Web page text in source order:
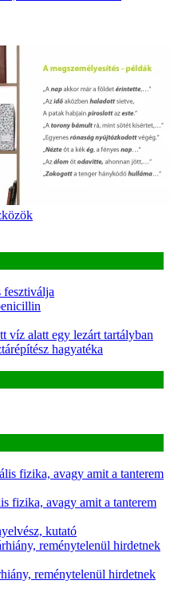
fesztiválja
víz alatt egy lezárt tartályban
hagyatéka
fizika, avagy amit a tanterem
fizika, avagy amit a tanterem
kutató
reménytelenül hirdetnek
reménytelenül hirdetnek